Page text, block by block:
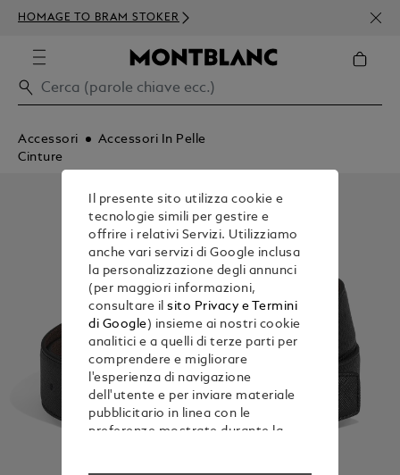
HOMAGE TO BRAM STOKER
Accessori
Accessori In Pelle
Cinture
Il presente sito utilizza cookie e
tecnologie simili per gestire e
offrire i relativi Servizi. Utilizziamo
anche vari servizi di Google inclusa
la personalizzazione degli annunci
(per maggiori informazioni,
consultare ilsito Privacy e Termini
di Google) insieme ai nostri cookie
analitici e a quelli di terze parti per
comprendere e migliorare
l'esperienza di navigazione
dell'utente e per inviare materiale
pubblicitario in linea con le
preferenze mostrate durante la